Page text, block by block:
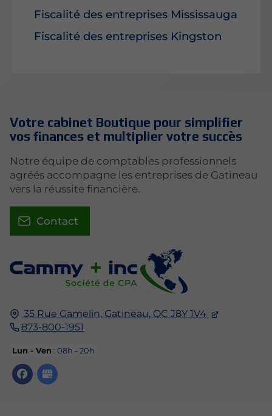
Fiscalité des entreprises Mississauga
Fiscalité des entreprises Kingston
35 Rue Gamelin, Gatineau, QC J8Y 1V4
873-800-1951
Lun - Ven : 08h - 20h
Votre cabinet Boutique pour simplifier
vos finances et multiplier votre succès
Notre équipe de comptables professionnels
agréés accompagne les entreprises de Gatineau
vers la réussite financière.
Contact